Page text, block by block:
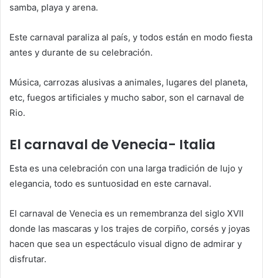
samba, playa y arena.
Este carnaval paraliza al país, y todos están en modo fiesta
antes y durante de su celebración.
Música, carrozas alusivas a animales, lugares del planeta,
etc, fuegos artificiales y mucho sabor, son el carnaval de
Rio.
El carnaval de Venecia- Italia
Esta es una celebración con una larga tradición de lujo y
elegancia, todo es suntuosidad en este carnaval.
El carnaval de Venecia es un remembranza del siglo XVII
donde las mascaras y los trajes de corpiño, corsés y joyas
hacen que sea un espectáculo visual digno de admirar y
disfrutar.